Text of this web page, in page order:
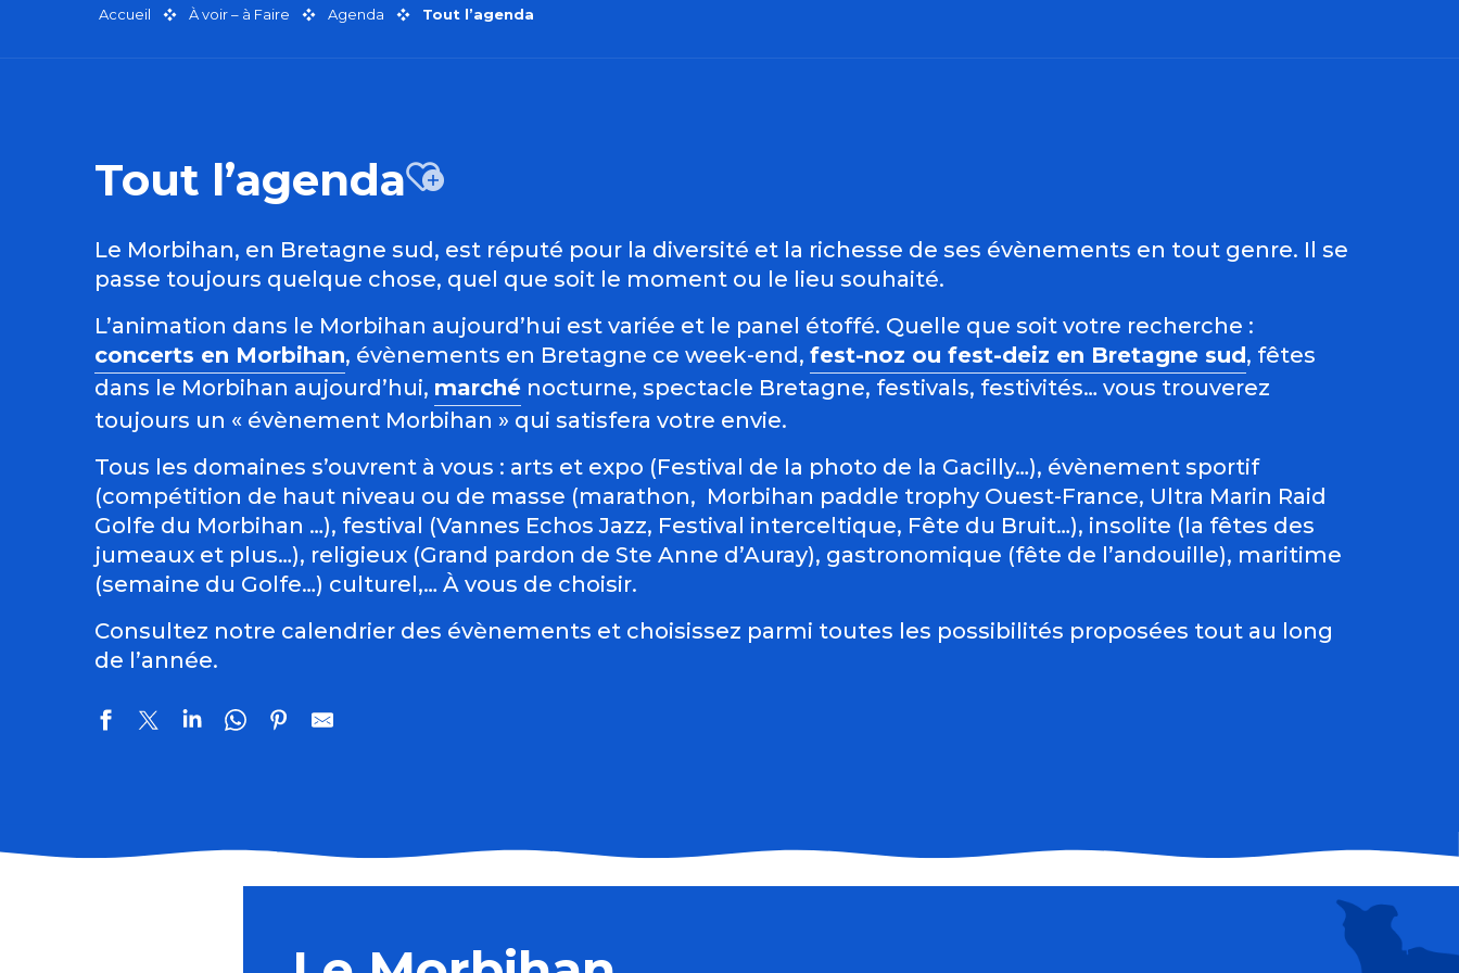
Accueil À voir – à Faire Agenda Tout l’agenda
Tout l’agendaAjouter aux favoris
Le Morbihan, en Bretagne sud, est réputé pour la diversité et la richesse de ses évènements en tout genre. Il se
passe toujours quelque chose, quel que soit le moment ou le lieu souhaité.
L’animation dans le Morbihan aujourd’hui est variée et le panel étoffé. Quelle que soit votre recherche :
concerts en Morbihan, évènements en Bretagne ce week-end, fest-noz ou fest-deiz en Bretagne sud, fêtes
dans le Morbihan aujourd’hui, marché nocturne, spectacle Bretagne, festivals, festivités… vous trouverez
toujours un « évènement Morbihan » qui satisfera votre envie.
Tous les domaines s’ouvrent à vous : arts et expo (Festival de la photo de la Gacilly…), évènement sportif
(compétition de haut niveau ou de masse (marathon, Morbihan paddle trophy Ouest-France, Ultra Marin Raid
Golfe du Morbihan …), festival (Vannes Echos Jazz, Festival interceltique, Fête du Bruit…), insolite (la fêtes des
jumeaux et plus…), religieux (Grand pardon de Ste Anne d’Auray), gastronomique (fête de l’andouille), maritime
(semaine du Golfe…) culturel,… À vous de choisir.
Consultez notre calendrier des évènements et choisissez parmi toutes les possibilités proposées tout au long
de l’année.
Les patrimoines de l'été : La chapelle Saint-Yves